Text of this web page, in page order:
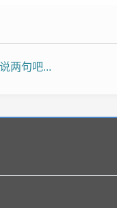
两句吧...